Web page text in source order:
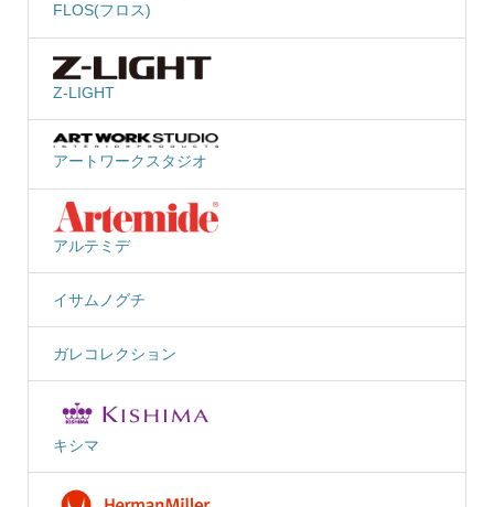
FLOS(フロス)
Z-LIGHT
アートワークスタジオ
アルテミデ
イサムノグチ
ガレコレクション
キシマ